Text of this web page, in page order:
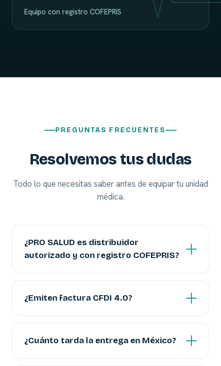
Equipo con registro COFEPRIS
PREGUNTAS FRECUENTES
Resolvemos tus dudas
Todo lo que necesitas saber antes de equipar tu unidad
médica.
¿PRO SALUD es distribuidor
autorizado y con registro COFEPRIS?
¿Emiten factura CFDI 4.0?
¿Cuánto tarda la entrega en México?